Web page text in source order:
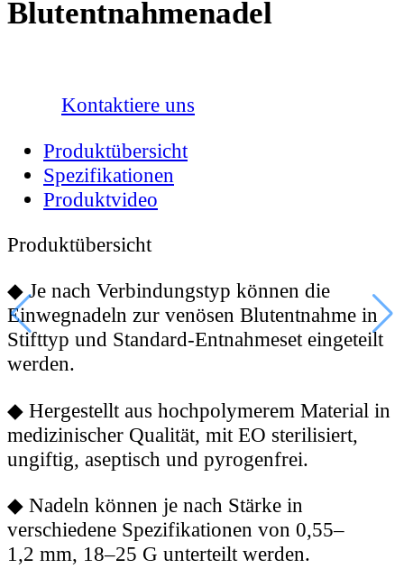
Blutentnahmenadel
Kontaktiere uns
Produktübersicht
Spezifikationen
Produktvideo
Produktübersicht
◆Je nach Verbindungstyp können die
Einwegnadeln zur venösen Blutentnahme in
Stifttyp und Standard-Entnahmeset eingeteilt
werden.
◆ Hergestellt aus hochpolymerem Material in
medizinischer Qualität, mit EO sterilisiert,
ungiftig, aseptisch und pyrogenfrei.
◆ Nadeln können je nach Stärke in
verschiedene Spezifikationen von 0,55–
1,2 mm, 18–25 G unterteilt werden.